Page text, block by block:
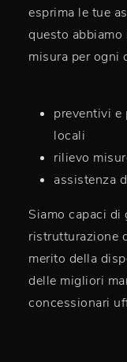
esprima le tue
questo
misura per ogni
preventivi e
locali
rilievo
assistenza
Siamo capaci di
ristrutturazione
merito della
delle migliori
concessionari